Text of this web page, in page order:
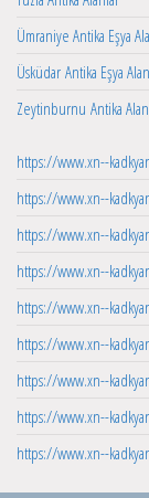
Ümraniye Antika Eşya
Üsküdar Antika Eşya
Zeytinburnu Antika
https://www.xn--
https://www.xn--
https://www.xn--
https://www.xn--
https://www.xn--
https://www.xn--
https://www.xn--
https://www.xn--
https://www.xn--